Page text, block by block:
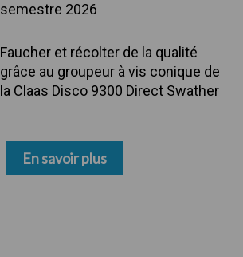
semestre 2026
Faucher et récolter de la qualité
grâce au groupeur à vis conique de
la Claas Disco 9300 Direct Swather
En savoir plus